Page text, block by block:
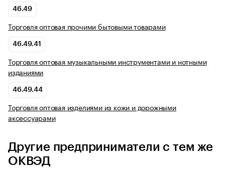
46.49
Торговля оптовая прочими бытовыми товарами
46.49.41
Торговля оптовая музыкальными инструментами и нотными
изданиями
46.49.44
Торговля оптовая изделиями из кожи и дорожными
аксессуарами
Другие предприниматели с тем же
ОКВЭД